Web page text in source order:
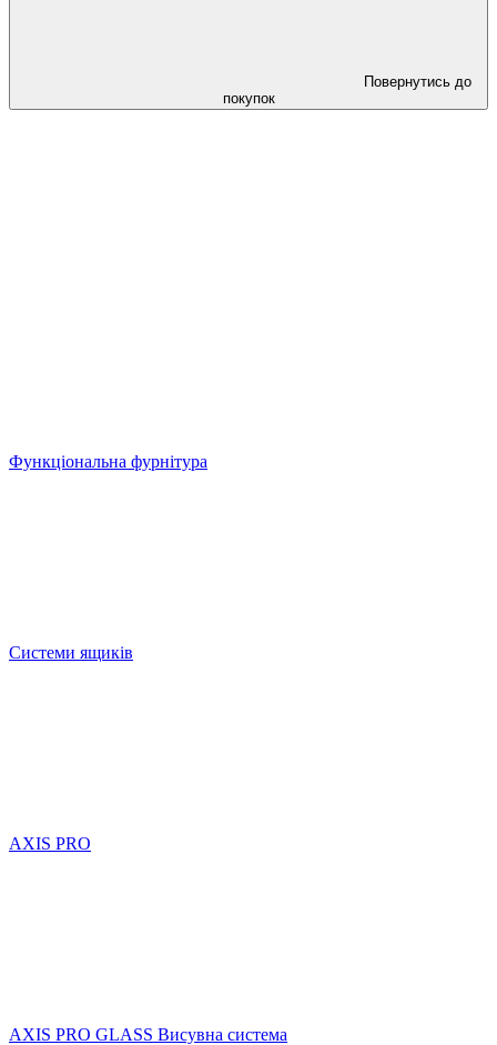
Повернутись до
покупок
Функціональна фурнітура
Системи ящиків
AXIS PRO
AXIS PRO GLASS Висувна система